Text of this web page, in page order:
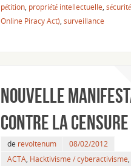
pétition propriété intellectuelle sécurité
Online Piracy Act) surveillance
Nouvelle
contre la
de revoltenum
08/02/2012
ACTA Hacktivisme / cyberactivisme